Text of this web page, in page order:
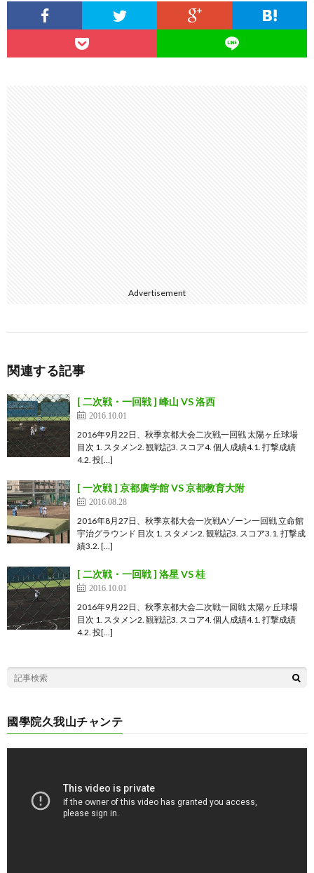
Advertisement
関連する記事
[ 二次戦・一回戦 ] 峰山 VS 洛西
2016.10.01
2016年9月22日、秋季京都大会二次戦一回戦 太陽ヶ丘球場
目次 1. スタメン2. 観戦記3. スコア4. 個人成績4.1. 打撃成績
4.2. 投[…]
[ 一次戦 ] 京都廣学館 VS 京都教育大附
2016.08.28
2016年8月27日、秋季京都大会一次戦Aゾーン一回戦 立命館
宇治グラウンド 目次 1. スタメン2. 観戦記3. スコア3.1. 打撃成
績3.2. […]
[ 二次戦・一回戦 ] 洛星 VS 桂
2016.10.01
2016年9月22日、秋季京都大会二次戦一回戦 太陽ヶ丘球場
目次 1. スタメン2. 観戦記3. スコア4. 個人成績4.1. 打撃成績
4.2. 投[…]
國學院久我山チャンテ
動